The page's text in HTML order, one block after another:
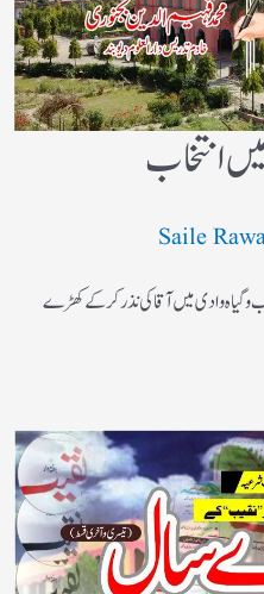
انتخاب
Saile
وگیاہ وادی میں آقا کی نذر کرکے کھڑے